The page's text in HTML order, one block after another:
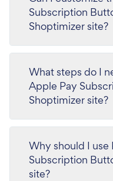
Subscription
Shoptimizer site?
What steps do I
Apple Pay
Shoptimizer site?
Why should I use
Subscription
site?